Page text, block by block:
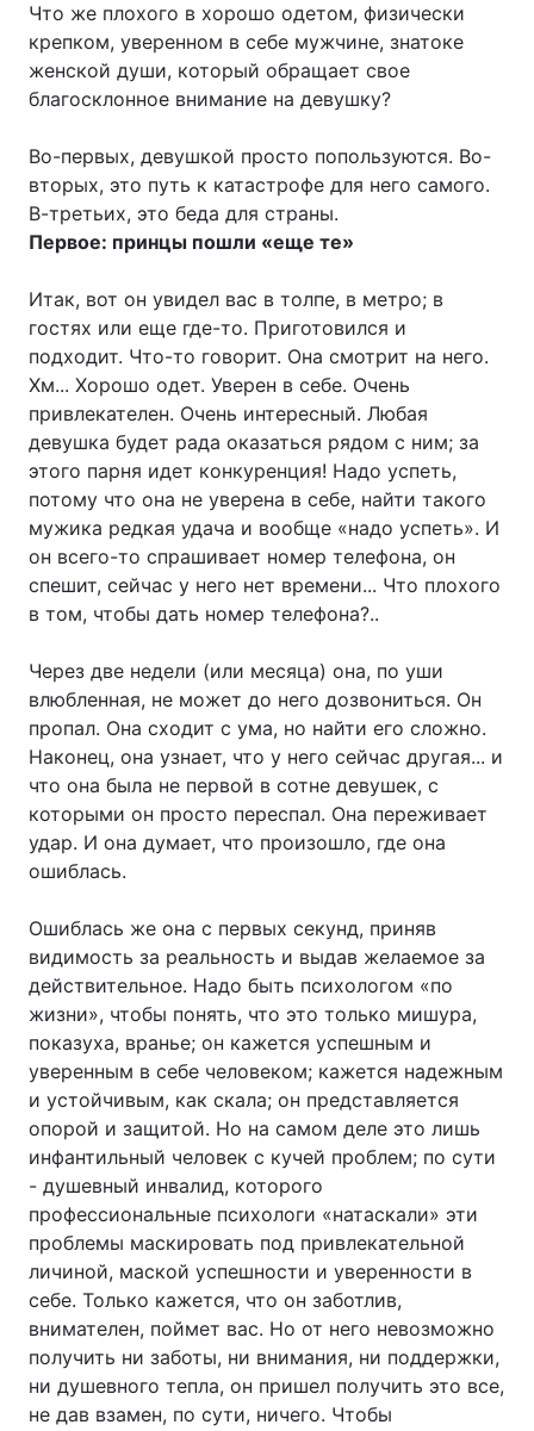
Что же плохого в хорошо одетом, физически
крепком, уверенном в себе мужчине, знатоке
женской души, который обращает свое
благосклонное внимание на девушку?
Во-первых, девушкой просто попользуются. Во-
вторых, это путь к катастрофе для него самого.
В-третьих, это беда для страны.
Первое: принцы пошли «еще те»
Итак, вот он увидел вас в толпе, в метро; в
гостях или еще где-то. Приготовился и
подходит. Что-то говорит. Она смотрит на него.
Хм... Хорошо одет. Уверен в себе. Очень
привлекателен. Очень интересный. Любая
девушка будет рада оказаться рядом с ним; за
этого парня идет конкуренция! Надо успеть,
потому что она не уверена в себе, найти такого
мужика редкая удача и вообще «надо успеть». И
он всего-то спрашивает номер телефона, он
спешит, сейчас у него нет времени... Что плохого
в том, чтобы дать номер телефона?..
Через две недели (или месяца) она, по уши
влюбленная, не может до него дозвониться. Он
пропал. Она сходит с ума, но найти его сложно.
Наконец, она узнает, что у него сейчас другая... и
что она была не первой в сотне девушек, с
которыми он просто переспал. Она переживает
удар. И она думает, что произошло, где она
ошиблась.
Ошиблась же она с первых секунд, приняв
видимость за реальность и выдав желаемое за
действительное. Надо быть психологом «по
жизни», чтобы понять, что это только мишура,
показуха, вранье; он кажется успешным и
уверенным в себе человеком; кажется надежным
и устойчивым, как скала; он представляется
опорой и защитой. Но на самом деле это лишь
инфантильный человек с кучей проблем; по сути
- душевный инвалид, которого
профессиональные психологи «натаскали» эти
проблемы маскировать под привлекательной
личиной, маской успешности и уверенности в
себе. Только кажется, что он заботлив,
внимателен, поймет вас. Но от него невозможно
получить ни заботы, ни внимания, ни поддержки,
ни душевного тепла, он пришел получить это все,
не дав взамен, по сути, ничего. Чтобы